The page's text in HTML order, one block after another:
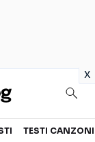
x
TESTI CANZONI